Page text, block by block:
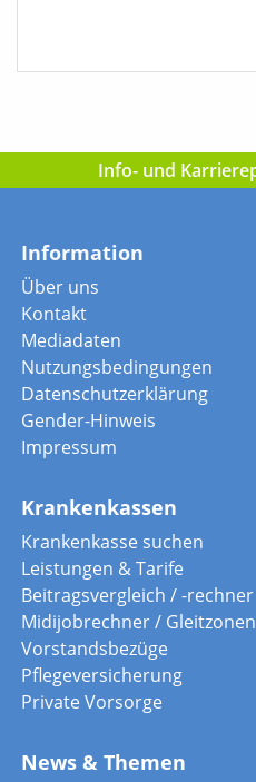
Info- und
Information
Über uns
Kontakt
Mediadaten
Nutzungsbedingungen
Datenschutzerklärung
Gender-Hinweis
Impressum
Krankenkassen
Krankenkasse suchen
Leistungen & Tarife
Beitragsvergleich / -rechner
Midijobrechner /
Vorstandsbezüge
Pflegeversicherung
Private Vorsorge
News & Themen